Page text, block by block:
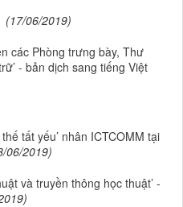
(17/06/2019)
các Phòng trưng bày, Thư
- bản dịch sang tiếng Việt
tất yếu’ nhân ICTCOMM tại
06/2019)
và truyền thông học thuật’ -